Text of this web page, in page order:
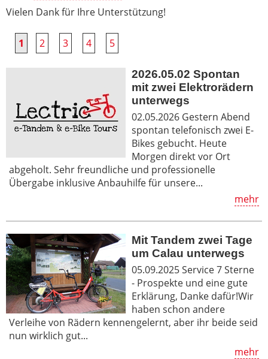
Vielen Dank für Ihre Unterstützung!
1 2 3 4 5
2026.05.02 Spontan
mit zwei Elektrorädern
unterwegs
02.05.2026 Gestern Abend
spontan telefonisch zwei E-
Bikes gebucht. Heute
Morgen direkt vor Ort
abgeholt. Sehr freundliche und professionelle
Übergabe inklusive Anbauhilfe für unsere...
mehr
Mit Tandem zwei Tage
um Calau unterwegs
05.09.2025 Service 7 Sterne
- Prospekte und eine gute
Erklärung, Danke dafür!Wir
haben schon andere
Verleihe von Rädern kennengelernt, aber ihr beide seid
nun wirklich gut...
mehr